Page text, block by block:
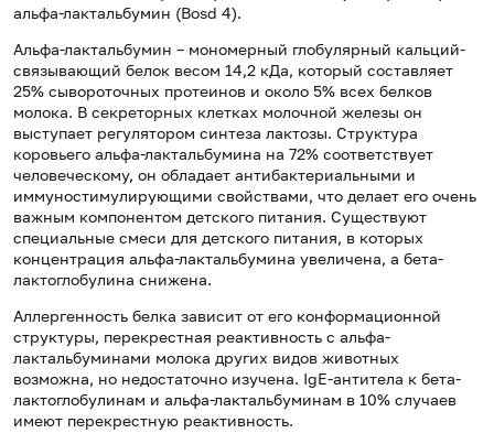
альфа-лактальбумин (Bosd 4).
Альфа-лактальбумин – мономерный глобулярный кальций-
связывающий белок весом 14,2 кДа, который составляет
25% сывороточных протеинов и около 5% всех белков
молока. В секреторных клетках молочной железы он
выступает регулятором синтеза лактозы. Структура
коровьего альфа-лактальбумина на 72% соответствует
человеческому, он обладает антибактериальными и
иммуностимулирующими свойствами, что делает его очень
важным компонентом детского питания. Существуют
специальные смеси для детского питания, в которых
концентрация альфа-лактальбумина увеличена, а бета-
лактоглобулина снижена.
Аллергенность белка зависит от его конформационной
структуры, перекрестная реактивность с альфа-
лактальбуминами молока других видов животных
возможна, но недостаточно изучена. IgE-антитела к бета-
лактоглобулинам и альфа-лактальбуминам в 10% случаев
имеют перекрестную реактивность.